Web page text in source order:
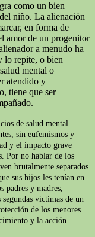
como un bien
niño. La alienación
en forma de
amor de un progenitor
a menudo ha
lo repite, o bien
mental o
atendido y
tiene que ser
de salud mental
sin eufemismos y
y el impacto grave
Por no hablar de los
brutalmente separados
sus hijos les tenían en
padres y madres,
víctimas de un
de los menores
y la acción